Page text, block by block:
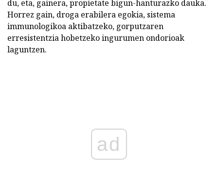
du, eta, gainera, propietate bigun-hanturazko dauka.
Horrez gain, droga erabilera egokia, sistema
immunologikoa aktibatzeko, gorputzaren
erresistentzia hobetzeko ingurumen ondorioak
laguntzen.
ad